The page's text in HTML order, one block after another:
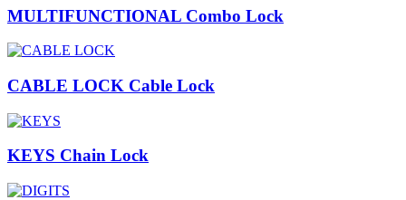
MULTIFUNCTIONAL Combo Lock
CABLE LOCK Cable Lock
KEYS Chain Lock